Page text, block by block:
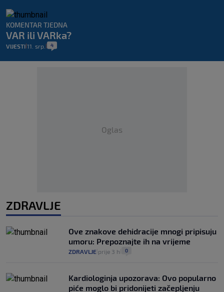
KOMENTAR TJEDNA
VAR ili VARka?
VIJESTI 11. srp. 4
Oglas
ZDRAVLJE
Ove znakove dehidracije mnogi pripisuju
umoru: Prepoznajte ih na vrijeme
ZDRAVLJE prije 3 h 0
Kardiologinja upozorava: Ovo popularno
piće moglo bi pridonijeti začepljenju